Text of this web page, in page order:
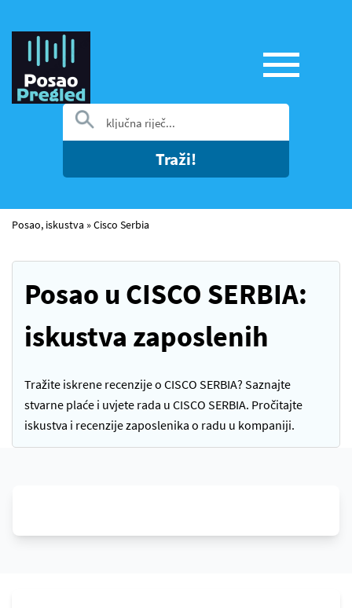
Traži!
Posao, iskustva »Cisco Serbia
Posao u CISCO SERBIA:
iskustva zaposlenih
Tražite iskrene recenzije o CISCO SERBIA? Saznajte
stvarne plaće i uvjete rada u CISCO SERBIA. Pročitajte
iskustva i recenzije zaposlenika o radu u kompaniji.